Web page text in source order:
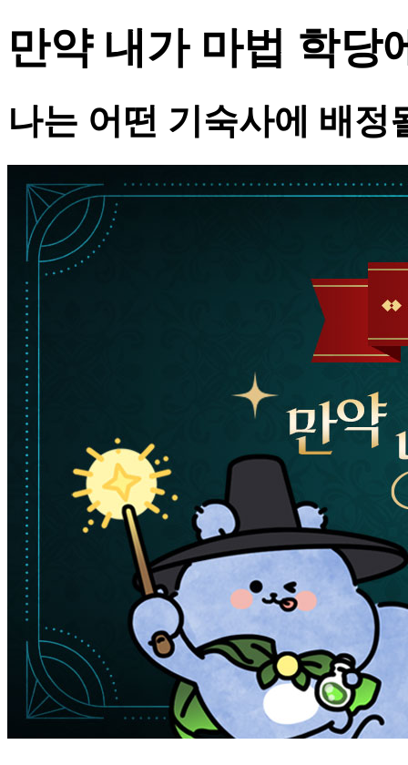
만약 내가 마법 학당
나는 어떤 기숙사에 배정